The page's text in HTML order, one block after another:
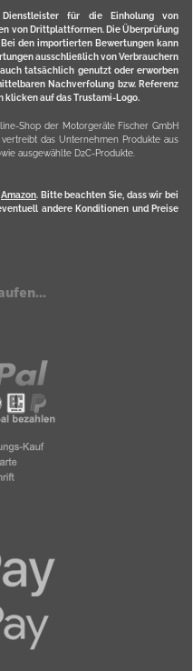
für die Einholung von
von Drittplattformen. Die Überprüfung
den importierten Bewertungen kann
ausschließlich von Verbrauchern
tatsächlich genutzt oder erworben
Nachverfolung bzw. Referenz
klicken auf das Trustami-Logo.
Shop der Motorgeräte Fischer GmbH
das Unternehmen Produkte aus
ausgewählte D2C-Produkte.
Amazon. Bitte beachten Sie, dass wir bei
andere Konditionen und Preise